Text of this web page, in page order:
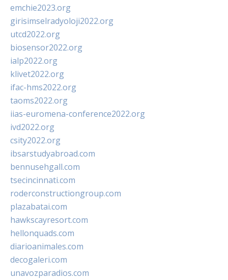
emchie2023.org
girisimselradyoloji2022.org
utcd2022.org
biosensor2022.org
ialp2022.org
klivet2022.org
ifac-hms2022.org
taoms2022.org
iias-euromena-conference2022.org
ivd2022.org
csity2022.org
ibsarstudyabroad.com
bennusehgall.com
tsecincinnati.com
roderconstructiongroup.com
plazabatai.com
hawkscayresort.com
hellonquads.com
diarioanimales.com
decogaleri.com
unavozparadios.com